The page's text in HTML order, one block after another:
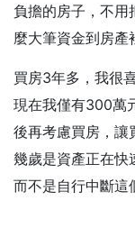
負擔的房子，不用
麼大筆資金到房產
買房3年多，我很
現在我僅有300萬
後再考慮買房，讓
幾歲是資產正在快
而不是自行中斷這